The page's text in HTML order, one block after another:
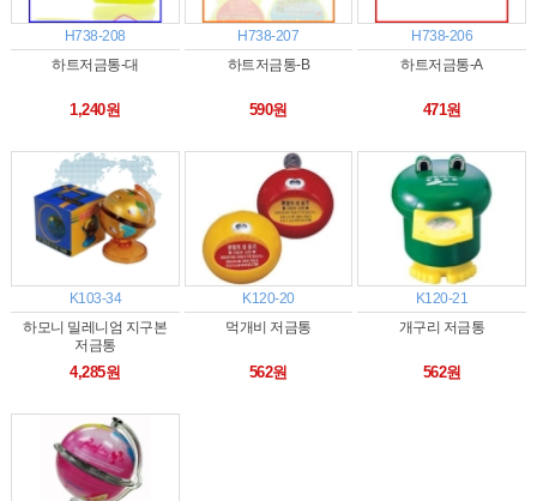
H738-208
하트저금통-대
1,240원
H738-207
하트저금통-B
590원
H738-206
하트저금통-A
471원
K103-34
하모니 밀레니엄 지구본
저금통
4,285원
K120-20
먹개비 저금통
562원
K120-21
개구리 저금통
562원